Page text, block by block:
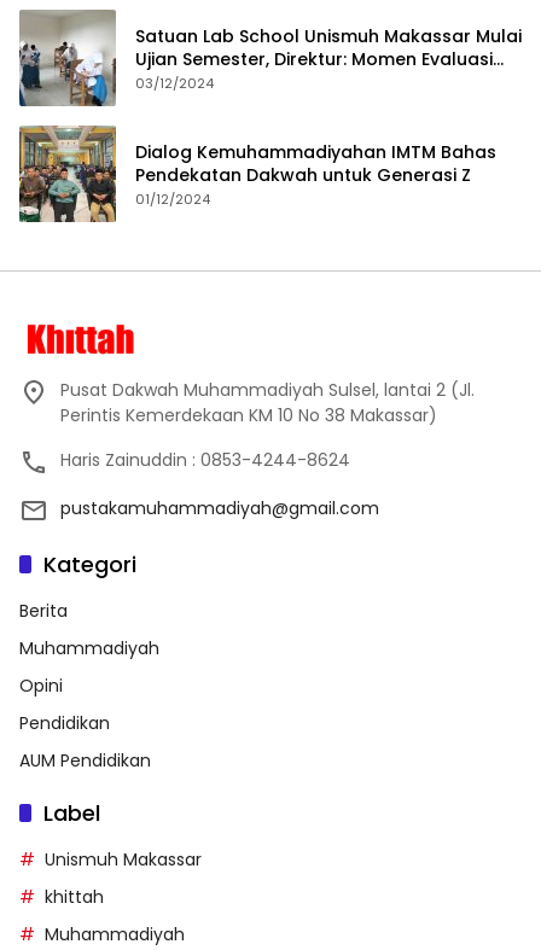
Satuan Lab School Unismuh Makassar Mulai
Ujian Semester, Direktur: Momen Evaluasi
Proses Pembelajaran
03/12/2024
Dialog Kemuhammadiyahan IMTM Bahas
Pendekatan Dakwah untuk Generasi Z
01/12/2024
Pusat Dakwah Muhammadiyah Sulsel, lantai 2 (Jl.
Perintis Kemerdekaan KM 10 No 38 Makassar)
Haris Zainuddin : 0853-4244-8624
pustakamuhammadiyah@gmail.com
Kategori
Berita
Muhammadiyah
Opini
Pendidikan
AUM Pendidikan
Label
Unismuh Makassar
khittah
Muhammadiyah